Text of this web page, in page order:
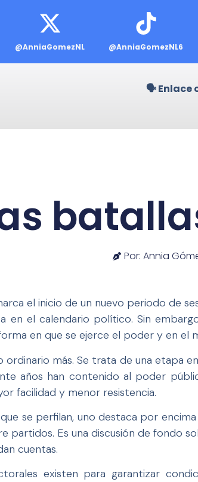
@AnniaGomezNL @AnniaGomezNL6
🗣️ Enlace
Por: Annia
el inicio de un nuevo periodo de
en el calendario político. Sin
en que se ejerce el poder y en el
ordinario más. Se trata de una etapa
años han contenido al poder
facilidad y menor resistencia.
se perfilan, uno destaca por
partidos. Es una discusión de fondo
cuentas.
existen para garantizar